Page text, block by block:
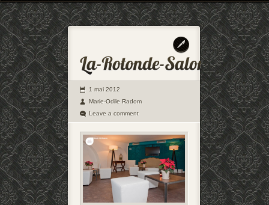
1 mai 2012
Marie-Odile Radom
Leave a comment